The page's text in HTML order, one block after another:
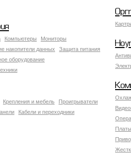
Компьютеры
Мониторы
накопители данных
Защита питания
оборудование
Крепления и мебель
Проигрыватели
Кабели и переходники